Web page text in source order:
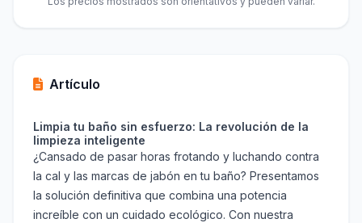
Artículo
Limpia tu baño sin esfuerzo: La revolución de la
limpieza inteligente
¿Cansado de pasar horas frotando y luchando contra
la cal y las marcas de jabón en tu baño? Presentamos
la solución definitiva que combina una potencia
increíble con un cuidado ecológico. Con nuestra